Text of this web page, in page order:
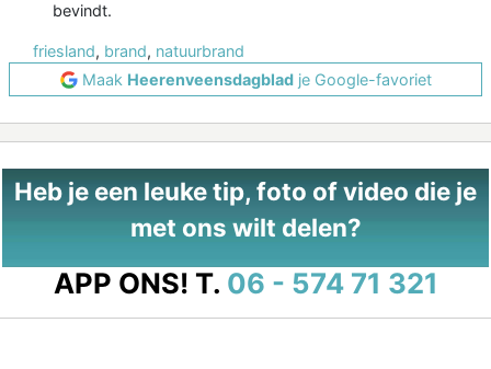
bevindt.
friesland, brand, natuurbrand
Maak Heerenveensdagbladje Google-favoriet
Heb je een leuke tip, foto of video die je
met ons wilt delen?
APP ONS! T. 06 - 574 71 321